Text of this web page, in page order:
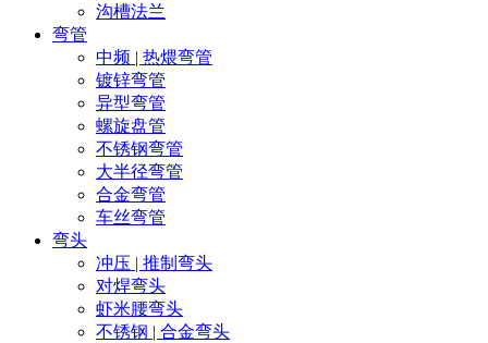
沟槽法兰
弯管
中频 | 热煨弯管
镀锌弯管
异型弯管
螺旋盘管
不锈钢弯管
大半径弯管
合金弯管
车丝弯管
弯头
冲压 | 推制弯头
对焊弯头
虾米腰弯头
不锈钢 | 合金弯头